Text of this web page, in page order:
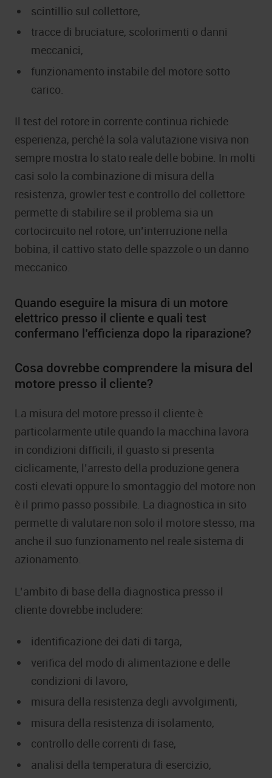
scintillio sul collettore,
tracce di bruciature, scolorimenti o danni
meccanici,
funzionamento instabile del motore sotto
carico.
Il test del rotore in corrente continua richiede
esperienza, perché la sola valutazione visiva non
sempre mostra lo stato reale delle bobine. In molti
casi solo la combinazione di misura della
resistenza, growler test e controllo del collettore
permette di stabilire se il problema sia un
cortocircuito nel rotore, un’interruzione nella
bobina, il cattivo stato delle spazzole o un danno
meccanico.
Quando eseguire la misura di un motore
elettrico presso il cliente e quali test
confermano l’efficienza dopo la riparazione?
Cosa dovrebbe comprendere la misura del
motore presso il cliente?
La misura del motore presso il cliente è
particolarmente utile quando la macchina lavora
in condizioni difficili, il guasto si presenta
ciclicamente, l’arresto della produzione genera
costi elevati oppure lo smontaggio del motore non
è il primo passo possibile. La diagnostica in sito
permette di valutare non solo il motore stesso, ma
anche il suo funzionamento nel reale sistema di
azionamento.
L’ambito di base della diagnostica presso il
cliente dovrebbe includere:
identificazione dei dati di targa,
verifica del modo di alimentazione e delle
condizioni di lavoro,
misura della resistenza degli avvolgimenti,
misura della resistenza di isolamento,
controllo delle correnti di fase,
analisi della temperatura di esercizio,